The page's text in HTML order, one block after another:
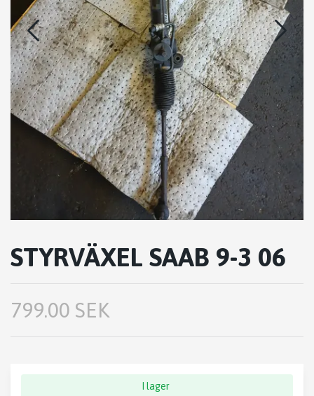
STYRVÄXEL SAAB 9-3 06
799.00 SEK
I lager